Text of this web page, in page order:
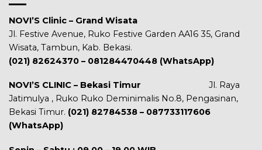
NOVI’S Clinic – Grand Wisata
Jl. Festive Avenue, Ruko Festive Garden AA16 35, Grand
Wisata, Tambun, Kab. Bekasi.
(021) 82624370 – 081284470448 (WhatsApp)
NOVI’S CLINIC – Bekasi Timur Jl. Raya
Jatimulya , Ruko Ruko Deminimalis No.8, Pengasinan,
Bekasi Timur. (021) 82784538 – 087733117606
(WhatsApp)